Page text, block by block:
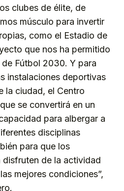
clubes de élite, de
músculo para invertir
como el Estadio de
que nos ha permitido
Fútbol 2030. Y para
instalaciones deportivas
la ciudad, el Centro
se convertirá en un
para albergar a
disciplinas
para que los
disfruten de la actividad
mejores condiciones”,